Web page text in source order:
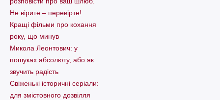
Не вірите – перевірте!
Кращі фільми про кохання
року, що минув
Микола Леонтович: у
пошуках абсолюту, або як
звучить радість
Свіженькі історичні серіали:
для змістовного дозвілля